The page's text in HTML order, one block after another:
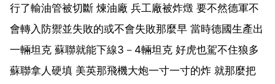
行了輸油管被切斷 煉油廠 兵工廠被炸燬 要不然德軍不
會轉入防禦並失敗的或不會失敗那麼早 當時德國生產出
一輛坦克 蘇聯就能下線3－4輛坦克 好虎也駕不住狼多
蘇聯拿人硬填 美英那飛機大炮一寸一寸的炸 就那麼把